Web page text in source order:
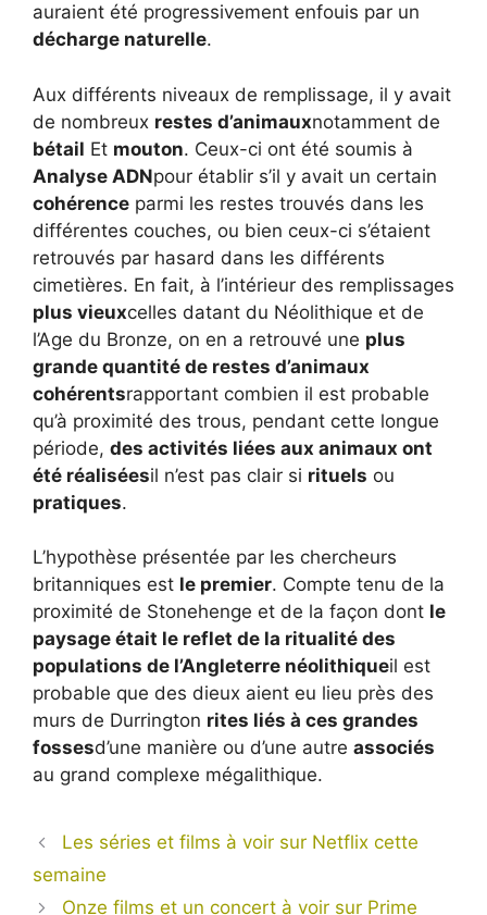
auraient été progressivement enfouis par un
décharge naturelle.
Aux différents niveaux de remplissage, il y avait
de nombreux restes d’animauxnotamment de
bétail Et mouton. Ceux-ci ont été soumis à
Analyse ADNpour établir s’il y avait un certain
cohérence parmi les restes trouvés dans les
différentes couches, ou bien ceux-ci s’étaient
retrouvés par hasard dans les différents
cimetières. En fait, à l’intérieur des remplissages
plus vieuxcelles datant du Néolithique et de
l’Age du Bronze, on en a retrouvé une plus
grande quantité de restes d’animaux
cohérentsrapportant combien il est probable
qu’à proximité des trous, pendant cette longue
période, des activités liées aux animaux ont
été réaliséesil n’est pas clair si rituels ou
pratiques.
L’hypothèse présentée par les chercheurs
britanniques est le premier. Compte tenu de la
proximité de Stonehenge et de la façon dont le
paysage était le reflet de la ritualité des
populations de l’Angleterre néolithiqueil est
probable que des dieux aient eu lieu près des
murs de Durrington rites liés à ces grandes
fossesd’une manière ou d’une autre associés
au grand complexe mégalithique.
Les séries et films à voir sur Netflix cette
semaine
Onze films et un concert à voir sur Prime